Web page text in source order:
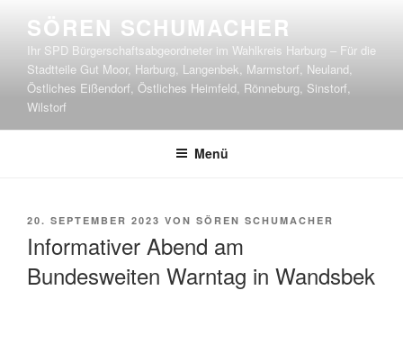
Inhalt
springen
SÖREN SCHUMACHER
Ihr SPD Bürgerschaftsabgeordneter im Wahlkreis Harburg – Für die
Stadtteile Gut Moor, Harburg, Langenbek, Marmstorf, Neuland,
Östliches Eißendorf, Östliches Heimfeld, Rönneburg, Sinstorf,
Wilstorf
Menü
VERÖFFENTLICHT
20. SEPTEMBER 2023 VON SÖREN SCHUMACHER
Informativer Abend am
Bundesweiten Warntag in Wandsbek